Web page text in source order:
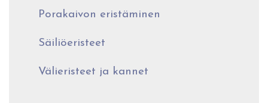
Porakaivon eristäminen
Säiliöeristeet
Välieristeet ja kannet